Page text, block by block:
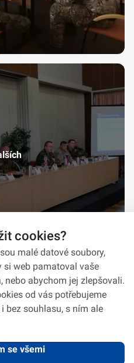
cookies?
malé datové soubory,
si web pamatoval vaše
nebo abychom jej zlepšovali.
od vás potřebujeme
bez souhlasu, s ním ale
se všemi